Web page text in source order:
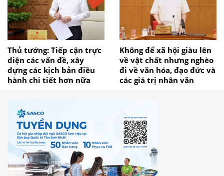
Thủ tướng: Tiếp cận trực
diện các vấn đề, xây
dựng các kịch bản điều
hành chi tiết hơn nữa
Không để xã hội giàu lên
về vật chất nhưng nghèo
đi về văn hóa, đạo đức và
các giá trị nhân văn